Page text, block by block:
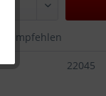
Empfehlen
22045